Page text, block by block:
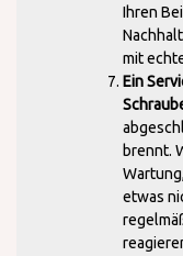
Ihren
mit
Ein
brennt.
etwas